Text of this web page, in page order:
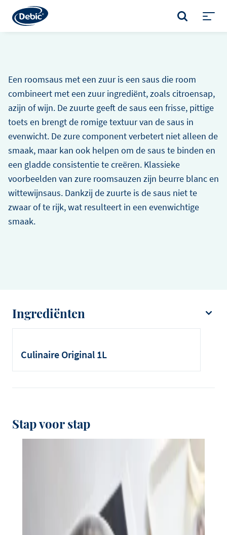
main
content
ZOEKEN
menu
Een roomsaus met een zuur is een saus die room
combineert met een zuur ingrediënt, zoals citroensap,
azijn of wijn. De zuurte geeft de saus een frisse, pittige
toets en brengt de romige textuur van de saus in
evenwicht. De zure component verbetert niet alleen de
smaak, maar kan ook helpen om de saus te binden en
een gladde consistentie te creëren. Klassieke
voorbeelden van zure roomsauzen zijn beurre blanc en
wittewijnsaus. Dankzij de zuurte is de saus niet te
zwaar of te rijk, wat resulteert in een evenwichtige
smaak.
Ingrediënten
750 ml witte wijn
500 ml Debic Culinaire Original
250 g boter
Culinaire Original 1L
Stap voor stap